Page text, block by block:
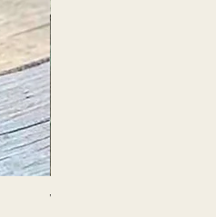
Womb Medicine Healing